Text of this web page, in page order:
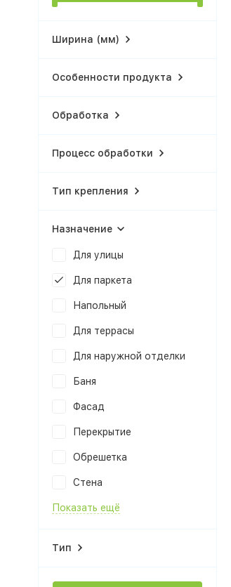
Ширина (мм)
Особенности продукта
Обработка
Процесс обработки
Тип крепления
Назначение
Для улицы
Для паркета
Напольный
Для террасы
Для наружной отделки
Баня
Фасад
Перекрытие
Обрешетка
Стена
Показать ещё
Тип